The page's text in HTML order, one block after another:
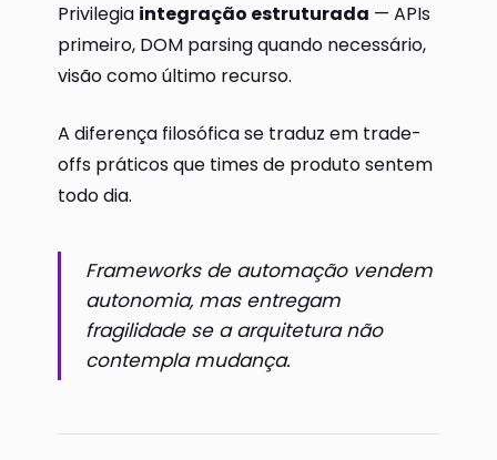
Privilegia integração estruturada — APIs
primeiro, DOM parsing quando necessário,
visão como último recurso.
A diferença filosófica se traduz em trade-
offs práticos que times de produto sentem
todo dia.
Frameworks de automação vendem
autonomia, mas entregam
fragilidade se a arquitetura não
contempla mudança.